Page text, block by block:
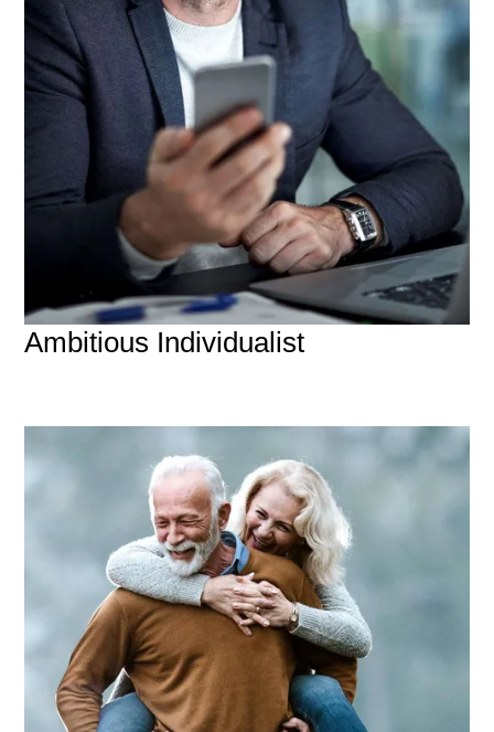
Ambitious Individualist